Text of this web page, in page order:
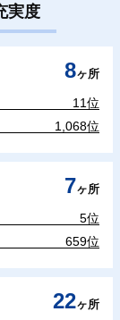
実度
8ヶ所
11位
1,068位
7ヶ所
5位
659位
22ヶ所